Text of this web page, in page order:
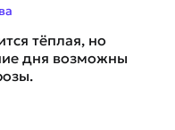
тёплая, но
дня возможны